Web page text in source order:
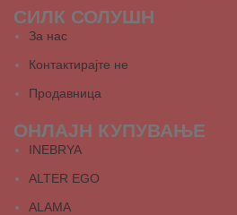
СИЛК СОЛУШН
За нас
Контактирајте не
Продавница
ОНЛАЈН КУПУВАЊЕ
INEBRYA
ALTER EGO
ALAMA